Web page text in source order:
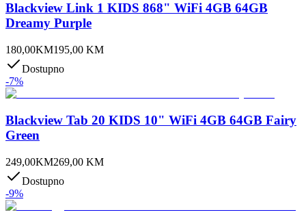
Blackview Link 1 KIDS 868" WiFi 4GB 64GB
Dreamy Purple
180,00KM195,00 KM
Dostupno
-7%
Blackview Tab 20 KIDS 10" WiFi 4GB 64GB Fairy
Green
249,00KM269,00 KM
Dostupno
-9%